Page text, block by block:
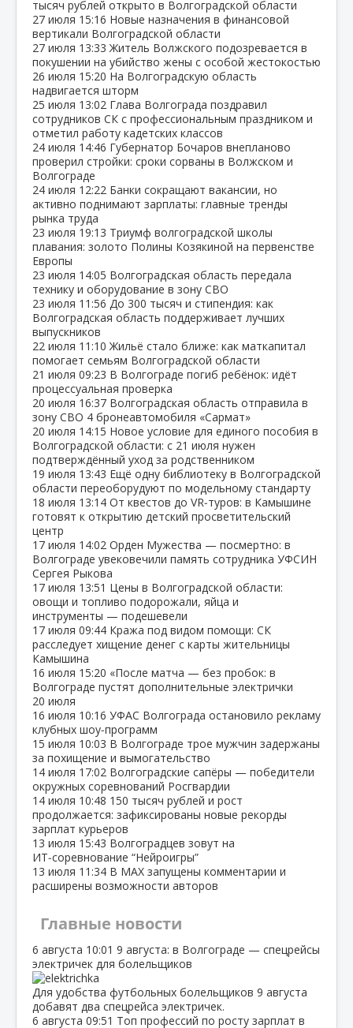
тысяч рублей открыто в Волгоградской области
27 июля 15:16 Новые назначения в финансовой
вертикали Волгоградской области
27 июля 13:33 Житель Волжского подозревается в
покушении на убийство жены с особой жестокостью
26 июля 15:20 На Волгоградскую область
надвигается шторм
25 июля 13:02 Глава Волгограда поздравил
сотрудников СК с профессиональным праздником и
отметил работу кадетских классов
24 июля 14:46 Губернатор Бочаров внепланово
проверил стройки: сроки сорваны в Волжском и
Волгограде
24 июля 12:22 Банки сокращают вакансии, но
активно поднимают зарплаты: главные тренды
рынка труда
23 июля 19:13 Триумф волгоградской школы
плавания: золото Полины Козякиной на первенстве
Европы
23 июля 14:05 Волгоградская область передала
технику и оборудование в зону СВО
23 июля 11:56 До 300 тысяч и стипендия: как
Волгоградская область поддерживает лучших
выпускников
22 июля 11:10 Жильё стало ближе: как маткапитал
помогает семьям Волгоградской области
21 июля 09:23 В Волгограде погиб ребёнок: идёт
процессуальная проверка
20 июля 16:37 Волгоградская область отправила в
зону СВО 4 бронеавтомобиля «Сармат»
20 июля 14:15 Новое условие для единого пособия в
Волгоградской области: с 21 июля нужен
подтверждённый уход за родственником
19 июля 13:43 Ещё одну библиотеку в Волгоградской
области переоборудуют по модельному стандарту
18 июля 13:14 От квестов до VR‑туров: в Камышине
готовят к открытию детский просветительский
центр
17 июля 14:02 Орден Мужества — посмертно: в
Волгограде увековечили память сотрудника УФСИН
Сергея Рыкова
17 июля 13:51 Цены в Волгоградской области:
овощи и топливо подорожали, яйца и
инструменты — подешевели
17 июля 09:44 Кража под видом помощи: СК
расследует хищение денег с карты жительницы
Камышина
16 июля 15:20 «После матча — без пробок: в
Волгограде пустят дополнительные электрички
20 июля
16 июля 10:16 УФАС Волгограда остановило рекламу
клубных шоу‑программ
15 июля 10:03 В Волгограде трое мужчин задержаны
за похищение и вымогательство
14 июля 17:02 Волгоградские сапёры — победители
окружных соревнований Росгвардии
14 июля 10:48 150 тысяч рублей и рост
продолжается: зафиксированы новые рекорды
зарплат курьеров
13 июля 15:43 Волгоградцев зовут на
ИТ‑соревнование “Нейроигры”
13 июля 11:34 В МАХ запущены комментарии и
расширены возможности авторов
Главные новости
6 августа 10:01 9 августа: в Волгограде — спецрейсы
электричек для болельщиков
Для удобства футбольных болельщиков 9 августа
добавят два спецрейса электричек.
6 августа 09:51 Топ профессий по росту зарплат в